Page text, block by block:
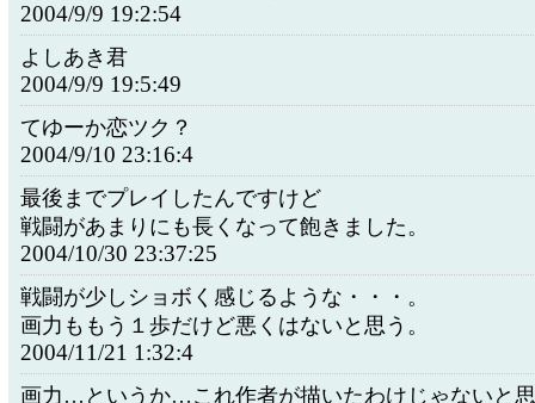
2004/9/9 19:2:54
よしあき君
2004/9/9 19:5:49
てゆーか恋ツク？
2004/9/10 23:16:4
最後までプレイしたんですけど
戦闘があまりにも長くなって飽きました。
2004/10/30 23:37:25
戦闘が少しショボく感じるような・・・。
画力ももう１歩だけど悪くはないと思う。
2004/11/21 1:32:4
画力…というか…これ作者が描いたわけじゃないと